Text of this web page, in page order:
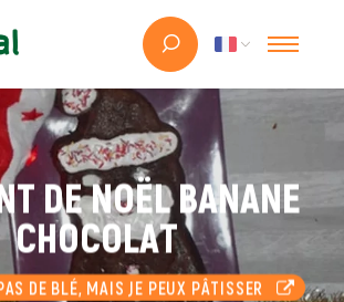
DE NOËL BANANE
CHOCOLAT
DE BLÉ, MAIS JE PEUX PÂTISSER